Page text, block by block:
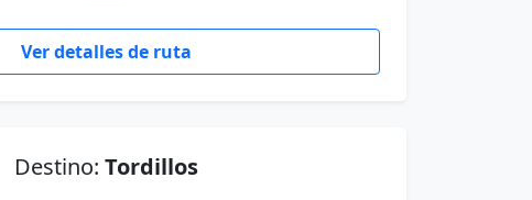
Ver detalles de ruta
Destino: Tordillos